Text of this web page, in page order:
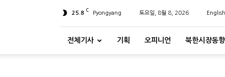
25.8 C Pyongyang 토요일, 8월 8, 2026 English
전체기사 기획 오피니언 북한시장동향